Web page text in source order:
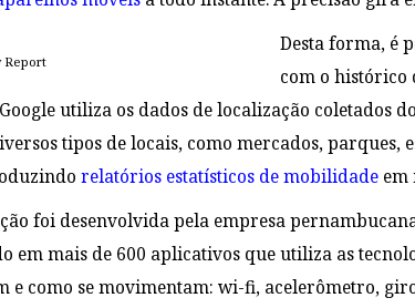
Report
Desta forma, é
com o histórico
utiliza os dados de localização coletados
tipos de locais, como mercados, parques,
relatórios estatísticos de mobilidade em
foi desenvolvida pela empresa
em mais de 600 aplicativos que utiliza as
e como se movimentam: wi-fi, acelerômetro,